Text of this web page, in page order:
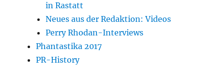
in Rastatt
Neues aus der Redaktion: Videos
Perry Rhodan-Interviews
Phantastika 2017
PR-History